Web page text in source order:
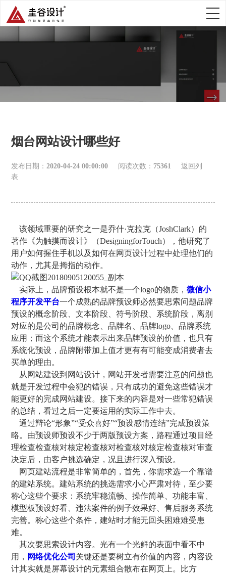
烟台网站设计哪些好
发布日期：2020-04-24 00:00:00 阅读次数： 75361
返回列
表
该领域重要的研究之一是乔什·克拉克（JoshClark）的
著作《为触摸而设计》（DesigningforTouch），他研究了
用户如何握住手机以及如何在网页设计过程中处理他们的
动作，尤其是拇指的动作。
实际上，品牌预设根本就不是一个logo的物质，微信小
程序开发平台一个成熟的品牌预设师必然要思索问题品牌
预设的概念阶段、文本阶段、符号阶段、系统阶段，离别
对应的是公司的品牌概念、品牌名、品牌logo、品牌系统
应用；而这个系统才能表示出来品牌预设的价值，也只有
系统化预设，品牌附带加上值才更有有可能变成消费者去
买单的理由。
从网站建设到网站设计，网站开发者需要注意的问题也
就是开发过程中会犯的错误，只有成功的避免这些错误才
能更好的完成网站建设。接下来的内容是对一些常犯错误
的总结，看过之后一定要运用的实际工作中去。
通过辩论“形象”“受众喜好”“预设感情连结”完成预设策
略。由预设师预设不少于两版预设方案，路程通过项目经
理检查检查核对核定检查核对检查核对核定检查核对审查
决定后，由客户挑选确定，况且进行深入预设。
网页建站流程是非常简单的，首先，你需求选一个靠谱
的建站系统。建站系统的挑选需求小心严肃对待，至少要
称心这些个要求：系统牢稳流畅、操作简单、功能丰富、
模型板预设好看、违法案件的例子效果好、售后服务系统
完善。称心这些个条件，建站时才能无回头困难难受患
难。
其次要思索设计内容。光有一个光鲜的表面中看不中
用， 网络优化公司 关键还是要树立有价值的内容，内容设
计其实就是屏幕设计的元素组合散布在网页上。比方